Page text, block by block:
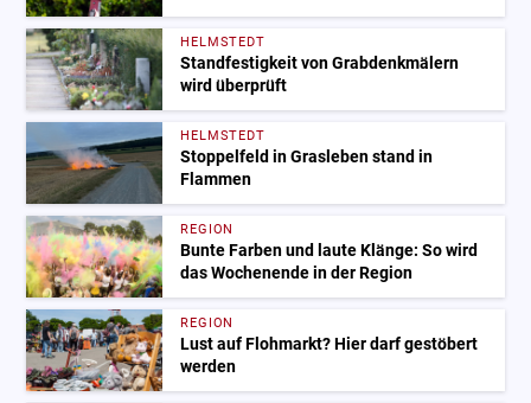
HELMSTEDT
Standfestigkeit von Grabdenkmälern
wird überprüft
HELMSTEDT
Stoppelfeld in Grasleben stand in
Flammen
REGION
Bunte Farben und laute Klänge: So wird
das Wochenende in der Region
REGION
Lust auf Flohmarkt? Hier darf gestöbert
werden